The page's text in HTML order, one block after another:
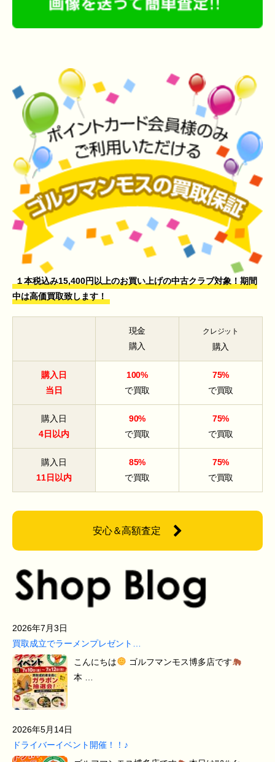
１本税込み15,400円以上のお買い上げの中古クラブ対象！期間
中は高価買取致します！
現金
購入
クレジット
購入
購入日
当日
100%
で買取
75%
で買取
購入日
4日以内
90%
で買取
75%
で買取
購入日
11日以内
85%
で買取
75%
で買取
安心＆高額査定
2026年7月3日
買取成立でラーメンプレゼント…
こんにちは
ゴルフマンモス博多店です
本 …
2026年5月14日
ドライバーイベント開催！！♪